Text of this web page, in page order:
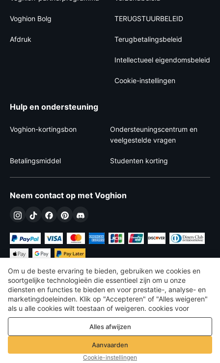
Voghion Bolg
Afdruk
TERUGSTUURBELEID
Terugbetalingsbeleid
Intellectueel eigendomsbeleid
Cookie-instellingen
Hulp en ondersteuning
Voghion-kortingsbon
Ondersteuningscentrum en
veelgestelde vragen
Betalingsmiddel Studenten korting
Neem contact op met Voghion
€ EUR Belgium
©2026 Voghion
algemene voorwaarden
Privacy- en cookiebeleid
Richtlijnen voor de community
Om u de beste ervaring te bieden, gebruiken we cookies en
soortgelijke technologieën die essentieel zijn om u onze
diensten en functies te bieden en voor prestatie-, analyse- en
marketingdoeleinden. Klik op "Accepteren" of "Alles weigeren"
als u alle cookies wilt toestaan ​​of weigeren. cookies voor
prestatie-, analyse- en marketingdoeleinden. Voor meer details,
Privacy- en cookiebeleid
Alles afwijzen
Aanvaarden
Cookie-instellingen